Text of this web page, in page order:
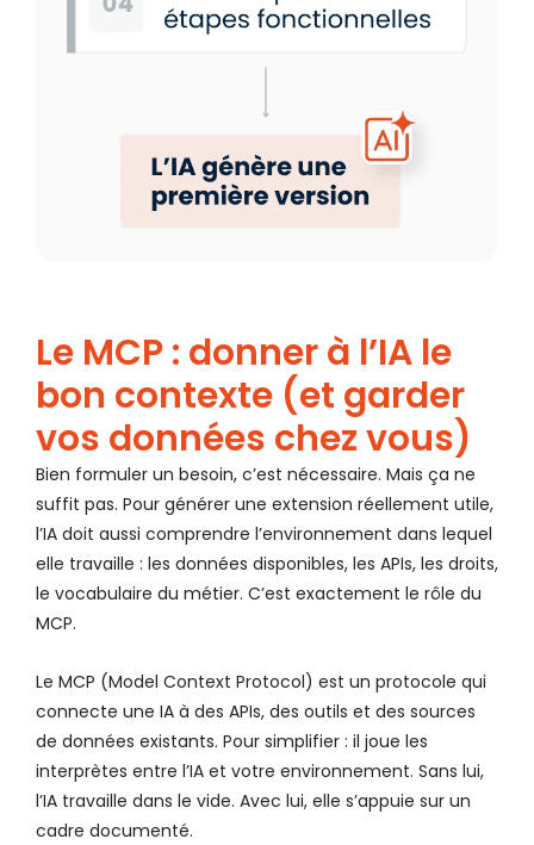
Le MCP : donner à l’IA le
bon contexte (et garder
vos données chez vous)
Bien formuler un besoin, c’est nécessaire. Mais ça ne
suffit pas. Pour générer une extension réellement utile,
l’IA doit aussi comprendre l’environnement dans lequel
elle travaille : les données disponibles, les APIs, les droits,
le vocabulaire du métier. C’est exactement le rôle du
MCP.
Le MCP (Model Context Protocol) est un protocole qui
connecte une IA à des APIs, des outils et des sources
de données existants. Pour simplifier : il joue les
interprètes entre l’IA et votre environnement. Sans lui,
l’IA travaille dans le vide. Avec lui, elle s’appuie sur un
cadre documenté.